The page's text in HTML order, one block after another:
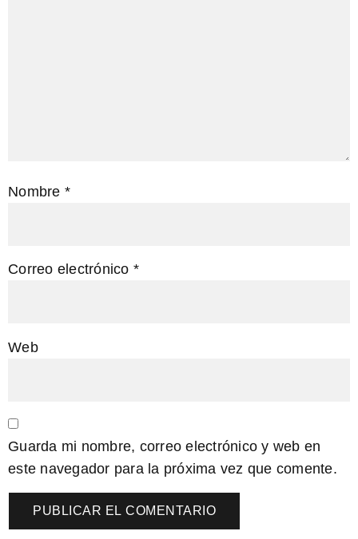
Nombre *
Correo electrónico *
Web
Guarda mi nombre, correo electrónico y web en
este navegador para la próxima vez que comente.